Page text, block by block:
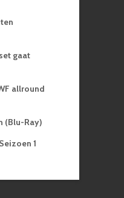
gaat
allround
(Blu-Ray)
1